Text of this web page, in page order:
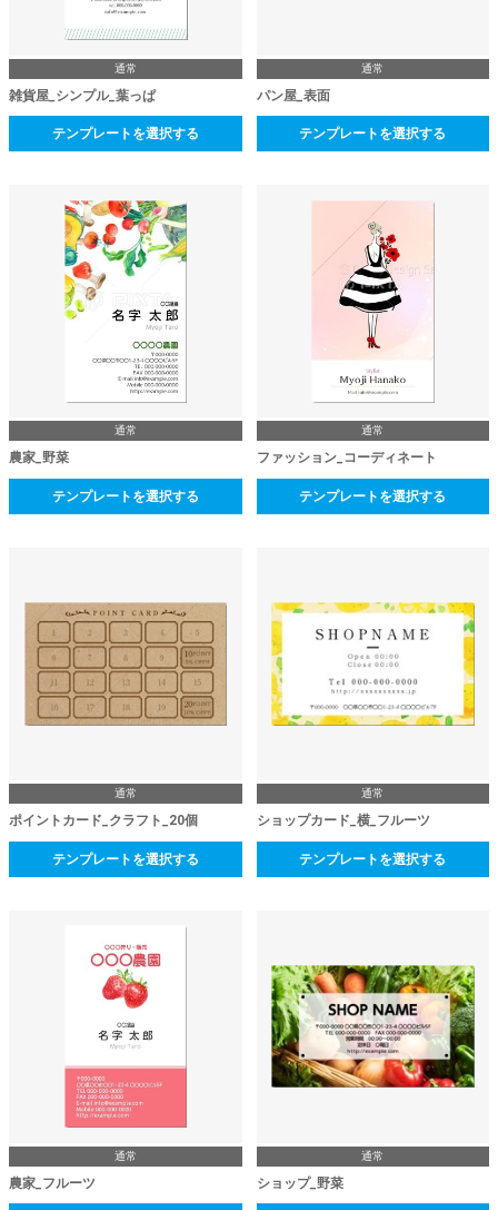
通常
雑貨屋_シンプル_葉っぱ
テンプレートを選択する
通常
パン屋_表面
テンプレートを選択する
通常
農家_野菜
テンプレートを選択する
通常
ファッション_コーディネート
テンプレートを選択する
通常
ポイントカード_クラフト_20個
テンプレートを選択する
通常
ショップカード_横_フルーツ
テンプレートを選択する
通常
農家_フルーツ
通常
ショップ_野菜